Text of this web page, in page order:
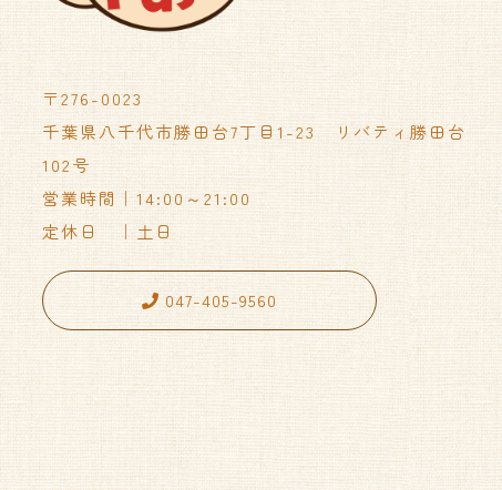
〒276-0023
千葉県八千代市勝田台7丁目1-23 リバティ勝田台
102号
営業時間｜14:00～21:00
定休日 ｜土日
047-405-9560